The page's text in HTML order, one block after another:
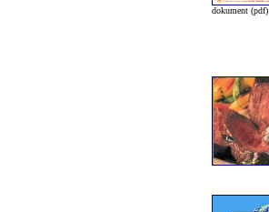
dokument (pdf)